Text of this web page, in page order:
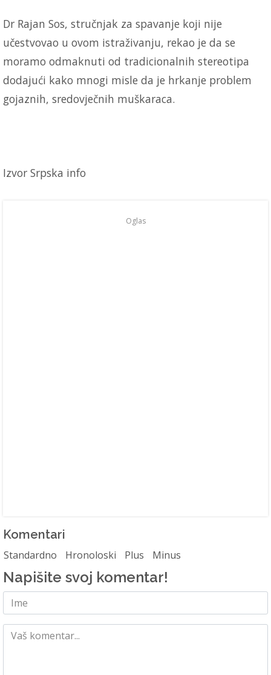
Dr Rajan Sos, stručnjak za spavanje koji nije
učestvovao u ovom istraživanju, rekao je da se
moramo odmaknuti od tradicionalnih stereotipa
dodajući kako mnogi misle da je hrkanje problem
gojaznih, sredovječnih muškaraca.
Izvor Srpska info
Oglas
Komentari
Standardno Hronoloski Plus Minus
Napišite svoj komentar!